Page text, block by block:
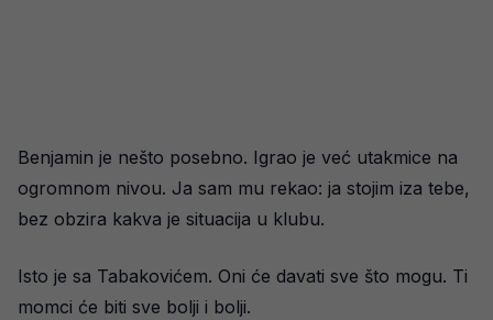
Benjamin je nešto posebno. Igrao je već utakmice na
ogromnom nivou. Ja sam mu rekao: ja stojim iza tebe,
bez obzira kakva je situacija u klubu.
Isto je sa Tabakovićem. Oni će davati sve što mogu. Ti
momci će biti sve bolji i bolji.